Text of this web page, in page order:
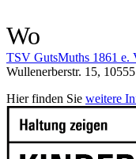
Wo
TSV GutsMuths 1861 e.
Wullenerberstr. 15,
Hier finden Sie weitere